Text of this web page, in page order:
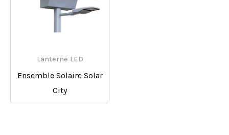
Lanterne LED
Ensemble Solaire Solar
City